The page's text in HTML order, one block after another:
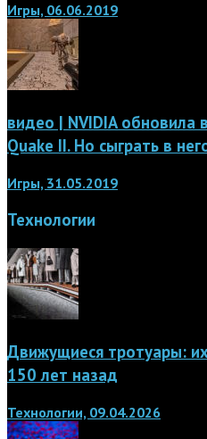
Игры, 06.06.2019
видео | NVIDIA
Quake II. Но сыграть в
Игры, 31.05.2019
Технологии
Движущиеся тротуары:
150 лет назад
Технологии, 09.04.2026